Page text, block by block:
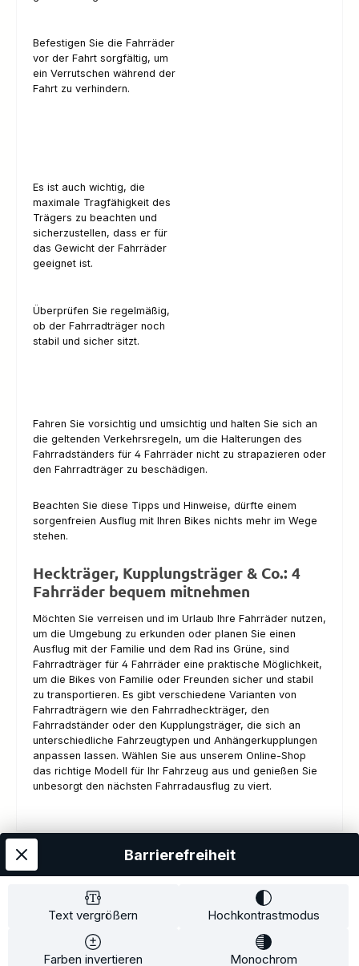
Befestigen Sie die Fahrräder
vor der Fahrt sorgfältig, um
ein Verrutschen während der
Fahrt zu verhindern.
Es ist auch wichtig, die
maximale Tragfähigkeit des
Trägers zu beachten und
sicherzustellen, dass er für
das Gewicht der Fahrräder
geeignet ist.
Überprüfen Sie regelmäßig,
ob der Fahrradträger noch
stabil und sicher sitzt.
Fahren Sie vorsichtig und umsichtig und halten Sie sich an
die geltenden Verkehrsregeln, um die Halterungen des
Fahrradständers für 4 Fahrräder nicht zu strapazieren oder
den Fahrradträger zu beschädigen.
Beachten Sie diese Tipps und Hinweise, dürfte einem
sorgenfreien Ausflug mit Ihren Bikes nichts mehr im Wege
stehen.
Heckträger, Kupplungsträger & Co.: 4
Fahrräder bequem mitnehmen
Möchten Sie verreisen und im Urlaub Ihre Fahrräder nutzen,
um die Umgebung zu erkunden oder planen Sie einen
Ausflug mit der Familie und dem Rad ins Grüne, sind
Fahrradträger für 4 Fahrräder eine praktische Möglichkeit,
um die Bikes von Familie oder Freunden sicher und stabil
zu transportieren. Es gibt verschiedene Varianten von
Fahrradträgern wie den Fahrradheckträger, den
Fahrradständer oder den Kupplungsträger, die sich an
unterschiedliche Fahrzeugtypen und Anhängerkupplungen
anpassen lassen. Wählen Sie aus unserem Online-Shop
das richtige Modell für Ihr Fahrzeug aus und genießen Sie
unbesorgt den nächsten Fahrradausflug zu viert.
Kostenloser Versand
Datenschutz
Widerrufsrecht
Widerrufsformular
Zahlung und Versand
Copyright© 2020-2025 Faventis GmbH. All Rights Reserved
Text vergrößern Hochkontrastmodus
Farben invertieren Monochrom
Barrierefreiheit